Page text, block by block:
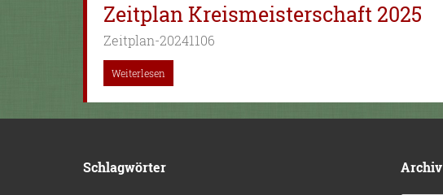
Zeitplan Kreismeisterschaft 2025
Zeitplan-20241106
Weiterlesen
Schlagwörter Archiv